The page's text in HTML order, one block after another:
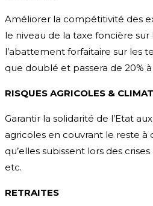
Améliorer la compétitivité des
le niveau de la taxe foncière sur
l’abattement forfaitaire sur les
que doublé et passera de 20% à
RISQUES AGRICOLES &
Garantir la solidarité de l’Etat
agricoles en couvrant le reste
qu’elles subissent lors des
etc.
RETRAITES